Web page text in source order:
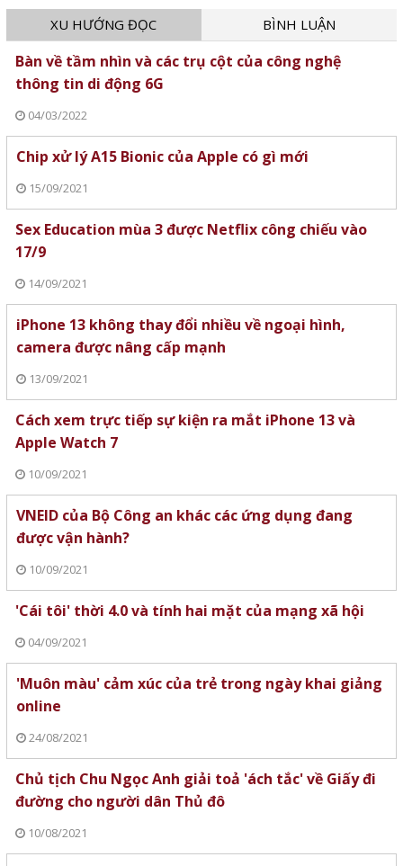
XU HƯỚNG ĐỌC BÌNH LUẬN
Bàn về tầm nhìn và các trụ cột của công nghệ
thông tin di động 6G
04/03/2022
Chip xử lý A15 Bionic của Apple có gì mới
15/09/2021
Sex Education mùa 3 được Netflix công chiếu vào
17/9
14/09/2021
iPhone 13 không thay đổi nhiều về ngoại hình,
camera được nâng cấp mạnh
13/09/2021
Cách xem trực tiếp sự kiện ra mắt iPhone 13 và
Apple Watch 7
10/09/2021
VNEID của Bộ Công an khác các ứng dụng đang
được vận hành?
10/09/2021
'Cái tôi' thời 4.0 và tính hai mặt của mạng xã hội
04/09/2021
'Muôn màu' cảm xúc của trẻ trong ngày khai giảng
online
24/08/2021
Chủ tịch Chu Ngọc Anh giải toả 'ách tắc' về Giấy đi
đường cho người dân Thủ đô
10/08/2021